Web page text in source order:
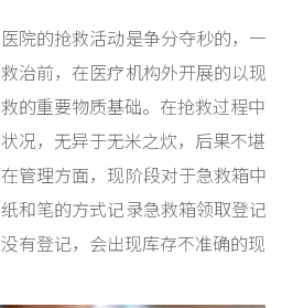
医院的抢救活动是争分夺秒的，一
救治前，在医疗机构外开展的以现
救的重要物质基础。在抢救过程中
状况，无异于无米之炊，后果不堪
在管理方面，现阶段对于急救箱中
纸和笔的方式记录急救箱领取登记
没有登记，会出现库存不准确的现